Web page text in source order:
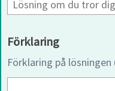
Förklaring
Förklaring på lösningen